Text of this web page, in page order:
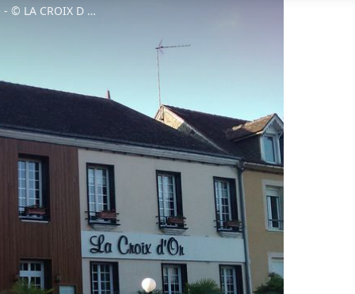
La-Croix-d-Or-Le-Pin-La-Garenne - © LA CROIX D OR